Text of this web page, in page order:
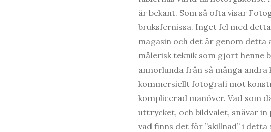
är bekant. Som så ofta visar
bruksfernissa. Inget fel med
magasin och det är genom detta
målerisk teknik som gjort henne
annorlunda från så många
kommersiellt fotografi mot
komplicerad manöver. Vad som
uttrycket, och bildvalet, snävar
vad finns det för ”skillnad” i